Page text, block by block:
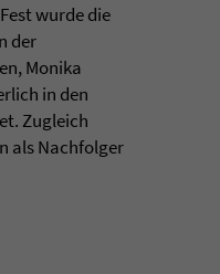
wurde die
der
Monika
in den
Zugleich
als Nachfolger